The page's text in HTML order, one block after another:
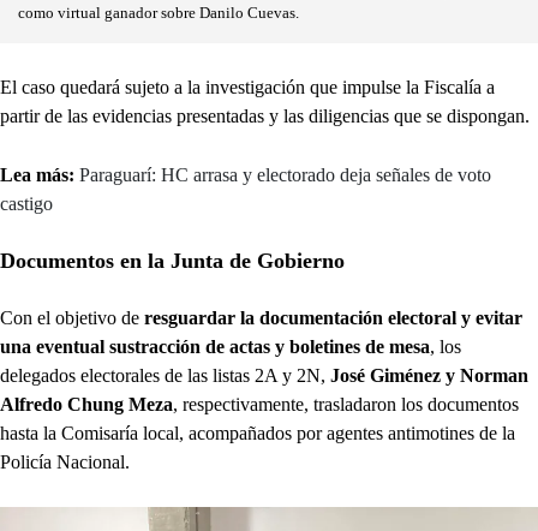
como virtual ganador sobre Danilo Cuevas.
El caso quedará sujeto a la investigación que impulse la Fiscalía a
partir de las evidencias presentadas y las diligencias que se dispongan.
Lea más: Paraguarí: HC arrasa y electorado deja señales de voto
castigo
Documentos en la Junta de Gobierno
Con el objetivo de resguardar la documentación electoral y evitar
una eventual sustracción de actas y boletines de mesa, los
delegados electorales de las listas 2A y 2N, José Giménez y Norman
Alfredo Chung Meza, respectivamente, trasladaron los documentos
hasta la Comisaría local, acompañados por agentes antimotines de la
Policía Nacional.